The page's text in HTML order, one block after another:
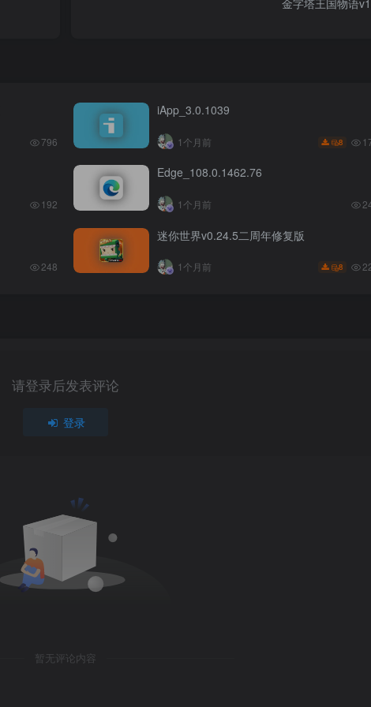
金字塔王国物语
796
iApp_3.0.1039
1个月前 8
192
Edge_108.0.1462.76
1个月前
248
迷你世界v0.24.5二周年修复版
1个月前 8
请登录后发表评论
登录
暂无评论内容